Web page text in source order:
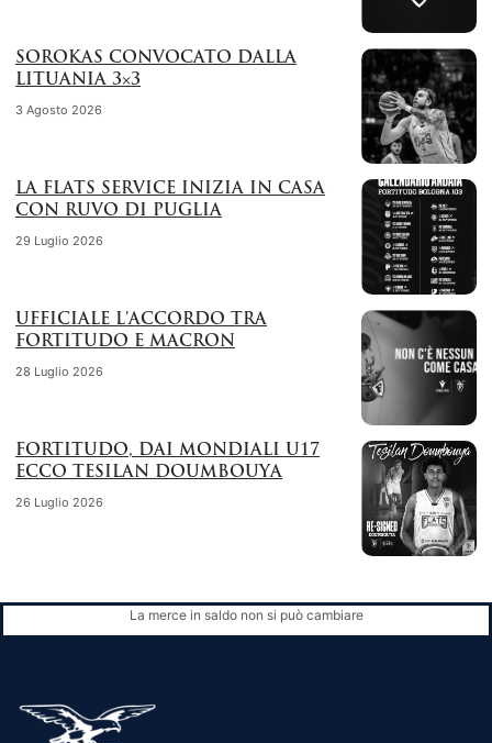
SOROKAS CONVOCATO DALLA
LITUANIA 3×3
3 Agosto 2026
LA FLATS SERVICE INIZIA IN CASA
CON RUVO DI PUGLIA
29 Luglio 2026
UFFICIALE L’ACCORDO TRA
FORTITUDO E MACRON
28 Luglio 2026
FORTITUDO, DAI MONDIALI U17
ECCO TESILAN DOUMBOUYA
26 Luglio 2026
La merce in saldo non si può cambiare